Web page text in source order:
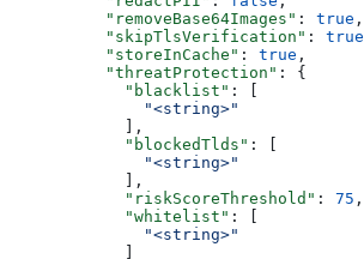
          "removeBase64Images"
: true ,
          "skipTlsVerification"
: true
          "storeInCache"
: true ,
          "threatProtection"
: {
            "blacklist"
: [
              "<string>"
            ],
            "blockedTlds"
: [
              "<string>"
            ],
            "riskScoreThreshold"
: 75 ,
            "whitelist"
: [
              "<string>"